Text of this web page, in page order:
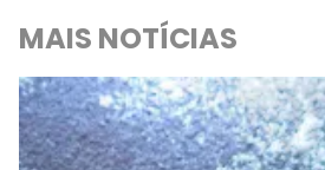
MAIS NOTÍCIAS